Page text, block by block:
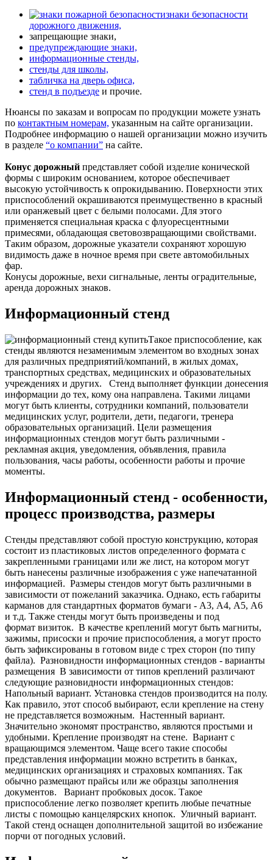
знаки безопасности
дорожного движения,
запрещающие знаки,
предупреждающие знаки,
информационные стенды,
стенды для школы,
табличка на дверь офиса,
стенд в подъезде и прочие.
Нюансы по заказам и вопросам по продукции можете узнать
по контактным номерам, указанным на сайте организации.
Подробнее информацию о нашей организации можно изучить
в разделе “о компании” на сайте.
Конус дорожный представляет собой изделие конической
формы с широким основанием, которое обеспечивает
высокую устойчивость к опрокидыванию. Поверхности этих
приспособлений окрашиваются преимущественно в красный
или оранжевый цвет с белыми полосами. Для этого
применяется специальная краска с флуоресцентными
примесями, обладающая световозвращающими свойствами.
Таким образом, дорожные указатели сохраняют хорошую
видимость даже в ночное время при свете автомобильных
фар.
Конусы дорожные, вехи сигнальные, ленты оградительные,
аренда дорожных знаков.
Информационный стенд
Такое приспособление, как
стенды являются незаменимым элементом во входных зонах
для различных предприятий/компаний, в жилых домах,
транспортных средствах, медицинских и образовательных
учреждениях и других.
Стенд выполняет функции донесения
информации до тех, кому она направлена. Такими лицами
могут быть клиенты, сотрудники компаний, пользователи
медицинских услуг, родители, дети, педагоги, тренера
образовательных организаций. Цели размещения
информационных стендов могут быть различными -
рекламная акция, уведомления, объявления, правила
пользования, часы работы, особенности работы и прочие
моменты.
Информационный стенд - особенности,
процесс производства, размеры
Стенды представляют собой простую конструкцию, которая
состоит из пластиковых листов определенного формата с
закрепленными границами или же лист, на котором могут
быть нанесены различные изображения с уже напечатанной
информацией. Размеры стендов могут быть различными в
зависимости от пожеланий заказчика. Однако, есть габариты
карманов для стандартных форматов бумаги - А3, А4, А5, А6
и т.д. Также стенды могут быть произведены и под
формат визиток. В качестве креплений могут быть магниты,
зажимы, присоски и прочие приспособления, а могут просто
быть зафиксированы в готовом виде с трех сторон (по типу
файла). Разновидности информационных стендов - варианты
размещения В зависимости от типов креплений различают
следующие разновидности информационных стендов:
Напольный вариант. Установка стендов производится на полу.
Как правило, этот способ выбирают, если крепление на стену
не представляется возможным. Настенный вариант.
Значительно экономят пространство, являются простыми и
удобными. Крепление производят на стене. Вариант с
вращающимся элементом. Чаще всего такие способы
представления информации можно встретить в банках,
медицинских организациях и страховых компаниях. Так
обычно размещают прайсы или же образцы заполнения
документов.
Вариант пробковых досок. Такое
приспособление легко позволяет крепить любые печатные
листы с помощью канцелярских кнопок. Уличный вариант.
Такой стенд оснащен дополнительной защитой во избежание
порчи от погодных условий.